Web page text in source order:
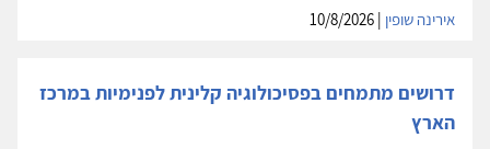
אירינה שופין
דרושים מתמחים בפסיכולוגיה קלינית לפנימיות במרכז
הארץ